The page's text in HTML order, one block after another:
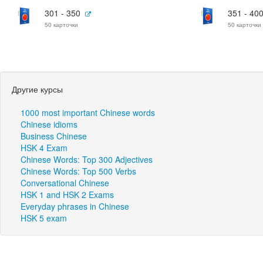
301 - 350
50 карточки
351 - 400
50 карточки
Другие курсы
1000 most important Chinese words
Chinese idioms
Business Chinese
HSK 4 Exam
Chinese Words: Top 300 Adjectives
Chinese Words: Top 500 Verbs
Conversational Chinese
HSK 1 and HSK 2 Exams
Everyday phrases in Chinese
HSK 5 exam